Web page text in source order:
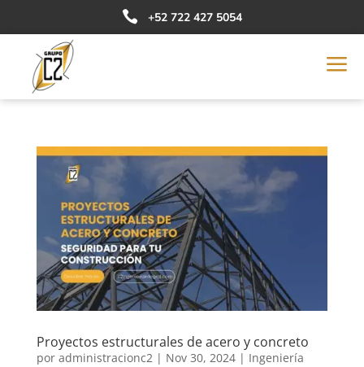
 +52 722 427 5054
a
Proyectos estructurales de acero y concreto
por administracionc2 | Nov 30, 2024| Ingeniería